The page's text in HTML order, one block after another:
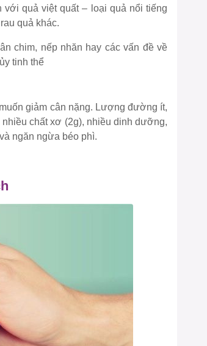
quả việt quất – loại quả nổi tiếng
quả khác.
chim, nếp nhăn hay các vấn đề về
tinh thể
giảm cân nặng. Lượng đường ít,
chất xơ (2g), nhiều dinh dưỡng,
ngăn ngừa béo phì.